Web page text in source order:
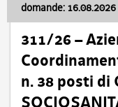
domande: 16.08.2026
311/26 –
n. 38 posti di